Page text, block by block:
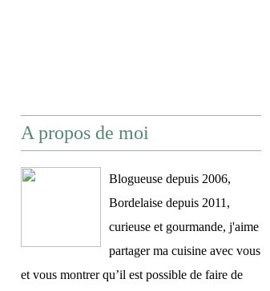
A propos de moi
Blogueuse depuis 2006,
Bordelaise depuis 2011,
curieuse et gourmande, j'aime
partager ma cuisine avec vous
et vous montrer qu’il est possible de faire de